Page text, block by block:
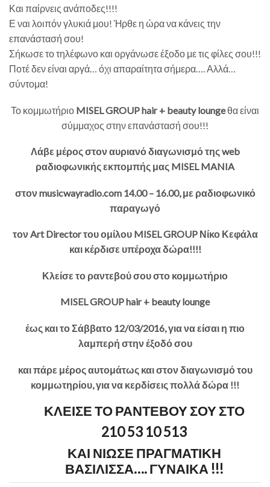
Και παίρνεις ανάποδες!!!!
Ε ναι λοιπόν γλυκιά μου! Ήρθε η ώρα να κάνεις την
επανάστασή σου!
Σήκωσε το τηλέφωνο και οργάνωσε έξοδο με τις φίλες σου!!!
Ποτέ δεν είναι αργά… όχι απαραίτητα σήμερα…. Αλλά…
σύντομα!
Το κομμωτήριο MISEL GROUP hair + beauty loungeθα είναι
σύμμαχος στην επανάστασή σου!!!
Λάβε μέρος στον αυριανό διαγωνισμό της web
ραδιοφωνικής εκπομπής μας MISEL MANIA
στον musicwayradio.com 14.00 – 16.00, με ραδιοφωνικό
παραγωγό
τον Art Director του ομίλου MISEL GROUP Νίκο Κεφάλα
και κέρδισε υπέροχα δώρα!!!!
Κλείσε το ραντεβού σου στο κομμωτήριο
MISEL GROUP hair + beauty lounge
έως και το Σάββατο 12/03/2016, για να είσαι η πιο
λαμπερή στην έξοδό σου
και πάρε μέρος αυτομάτως και στον διαγωνισμό του
κομμωτηρίου, για να κερδίσεις πολλά δώρα !!!
ΚΛΕΙΣΕ ΤΟ ΡΑΝΤΕΒΟΥ ΣΟΥ ΣΤΟ
210 53 10 513
ΚΑΙ ΝΙΩΣΕ ΠΡΑΓΜΑΤΙΚΗ
ΒΑΣΙΛΙΣΣΑ…. ΓΥΝΑΙΚΑ !!!